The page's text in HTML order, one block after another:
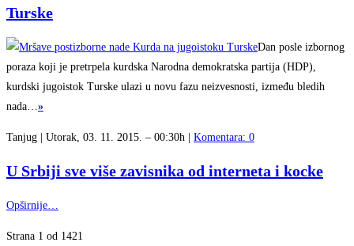
Turske
Dan posle izbornog
poraza koji je pretrpela kurdska Narodna demokratska partija (HDP),
kurdski jugoistok Turske ulazi u novu fazu neizvesnosti, između bledih
nada… »
Tanjug | Utorak, 03. 11. 2015. – 00:30h | Komentara: 0
U Srbiji sve više zavisnika od interneta i kocke
Opširnije…
Strana 1 od 1421